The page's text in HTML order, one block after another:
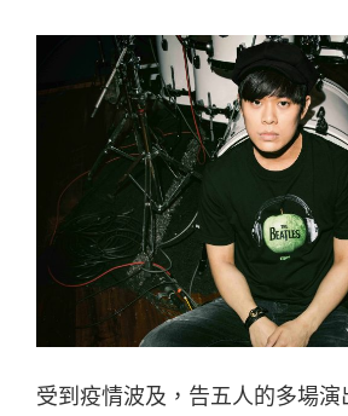
受到疫情波及，告五人的多場